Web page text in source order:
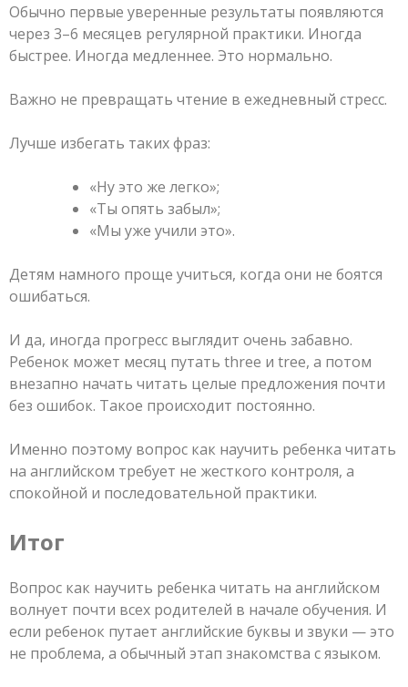
Обычно первые уверенные результаты появляются
через 3–6 месяцев регулярной практики. Иногда
быстрее. Иногда медленнее. Это нормально.
Важно не превращать чтение в ежедневный стресс.
Лучше избегать таких фраз:
«Ну это же легко»;
«Ты опять забыл»;
«Мы уже учили это».
Детям намного проще учиться, когда они не боятся
ошибаться.
И да, иногда прогресс выглядит очень забавно.
Ребенок может месяц путать three и tree, а потом
внезапно начать читать целые предложения почти
без ошибок. Такое происходит постоянно.
Именно поэтому вопрос как научить ребенка читать
на английском требует не жесткого контроля, а
спокойной и последовательной практики.
Итог
Вопрос как научить ребенка читать на английском
волнует почти всех родителей в начале обучения. И
если ребенок путает английские буквы и звуки — это
не проблема, а обычный этап знакомства с языком.